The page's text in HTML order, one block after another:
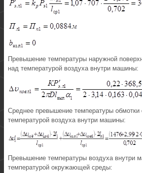
Превышение температуры наружной
над температурой воздуха внутри машины:
Среднее превышение температуры обмотки
температурой воздуха внутри машины:
Превышение температуры воздуха внутри
температурой окружающей среды: